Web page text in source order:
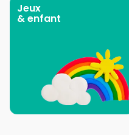
Jeux
& enfant